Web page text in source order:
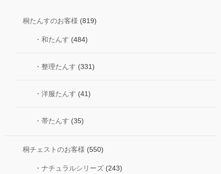
桐たんすのお客様 (819)
・和たんす (484)
・整理たんす (331)
・洋服たんす (41)
・帯たんす (35)
桐チェストのお客様 (550)
・ナチュラルシリーズ (243)